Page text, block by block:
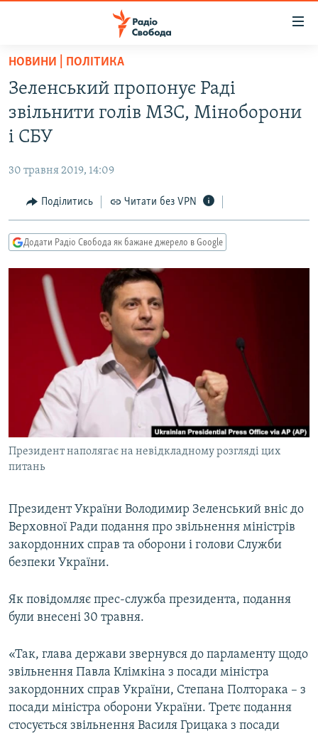
Перейти
основного
матеріалу
Перейти
до
основної
навігації
Перейти
до
пошуку
СТАТТІ
ЕКОНОМІКА
СУСПІЛЬСТВО
УКРАЇНА
РОСІЙСЬКА «ФІЛЬТРАЦІЯ»
ДОНБАС.РЕАЛІЇ
ТИ ЯК?
СХЕМИ
КИТАЙ.ВИКЛИКИ
МУЛЬТИМЕДІА
СПЕЦПРОЄКТИ
ПОДКАСТИ
КРИМ РЕАЛІЇ
РУС
КТАТ
ДОЛУЧАЙСЯ!
Усі сайти RFE/RL
НОВИНИ | ПОЛІТИКА
Зеленський пропонує Раді
звільнити голів МЗС, Міноборони
і СБУ
30 травня 2019, 14:09
Поділитись Читати без VPN
Додати Радіо Свобода як бажане джерело в Google
Президент наполягає на невідкладному розгляді цих
питань
Президент України Володимир Зеленський вніс до
Верховної Ради подання про звільнення міністрів
закордонних справ та оборони і голови Служби
безпеки України.
Як повідомляє прес-служба президента, подання
були внесені 30 травня.
«Так, глава держави звернувся до парламенту щодо
звільнення Павла Клімкіна з посади міністра
закордонних справ України, Степана Полторака – з
посади міністра оборони України. Третє подання
стосується звільнення Василя Грицака з посади